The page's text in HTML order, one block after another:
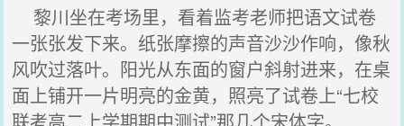
黎川坐在考场里，看着监考老师把语文试卷
一张张发下来。纸张摩擦的声音沙沙作响，像秋
风吹过落叶。阳光从东面的窗户斜射进来，在桌
面上铺开一片明亮的金黄，照亮了试卷上“七校